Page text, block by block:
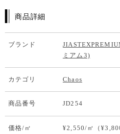
商品詳細
ブランド
ミアム3)
カテゴリ Chaos
商品番号 JD254
価格/㎡ ¥2,550/㎡（